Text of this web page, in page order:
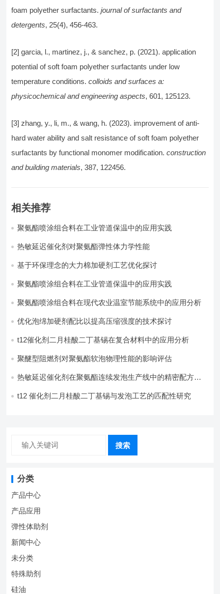
foam polyether surfactants.journal of surfactants and
detergents, 25(4), 456-463.
[2] garcia, l., martinez, j., & sanchez, p. (2021). application
potential of soft foam polyether surfactants under low
temperature conditions.colloids and surfaces a:
physicochemical and engineering aspects, 601, 125123.
[3] zhang, y., li, m., & wang, h. (2023). improvement of anti-
hard water ability and salt resistance of soft foam polyether
surfactants by functional monomer modification.construction
and building materials, 387, 122456.
相关推荐
聚氨酯喷涂组合料在工业管道保温中的应用实践
热敏延迟催化剂对聚氨酯弹性体力学性能
基于环保理念的大力棉加硬剂工艺优化探讨
聚氨酯喷涂组合料在工业管道保温中的应用实践
聚氨酯喷涂组合料在现代农业温室节能系统中的应用分析​
优化泡绵加硬剂配比以提高压缩强度的技术探讨
t12催化剂二月桂酸二丁基锡在复合材料中的应用分析
聚醚型阻燃剂对聚氨酯软泡物理性能的影响评估​
热敏延迟催化剂在聚氨酯连续发泡生产线中的精密配方设
t12 催化剂二月桂酸二丁基锡与发泡工艺的匹配性研究
搜索
分类
产品中心
产品应用
弹性体助剂
新闻中心
未分类
特殊助剂
硅油